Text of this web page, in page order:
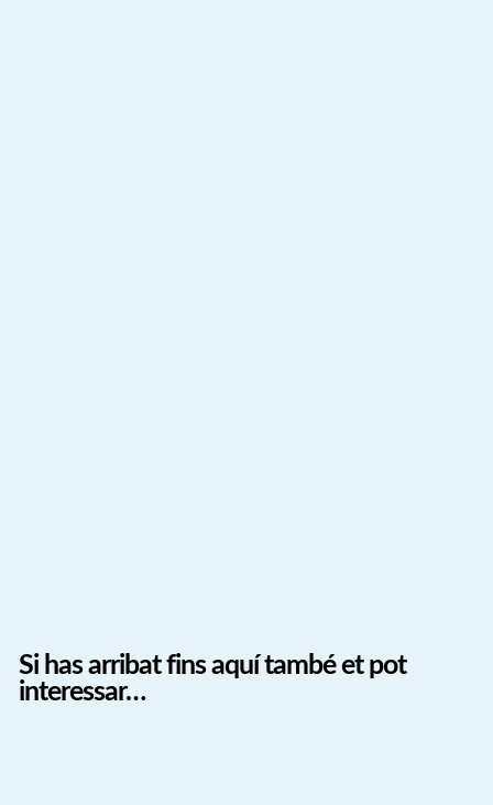
Si has arribat fins aquí també et pot
interessar…